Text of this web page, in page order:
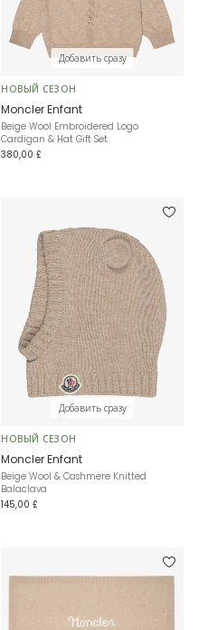
Добавить сразу
НОВЫЙ СЕЗОН
Moncler Enfant
Beige Wool Embroidered Logo
Cardigan & Hat Gift Set
380,00 £
Добавить сразу
НОВЫЙ СЕЗОН
Moncler Enfant
Beige Wool & Cashmere Knitted
Balaclava
145,00 £